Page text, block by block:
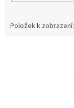
Položek k zobrazení: